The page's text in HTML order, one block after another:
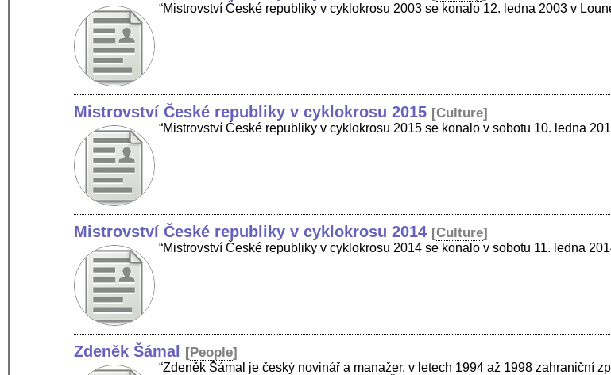
“Mistrovství České republiky v cyklokrosu 2003 se konalo 12. ledna 2003 v
Mistrovství České republiky v cyklokrosu 2015 [Culture]
“Mistrovství České republiky v cyklokrosu 2015 se konalo v sobotu 10. ledna
Mistrovství České republiky v cyklokrosu 2014 [Culture]
“Mistrovství České republiky v cyklokrosu 2014 se konalo v sobotu 11. ledna
Zdeněk Šámal [People]
“Zdeněk Šámal je český novinář a manažer, v letech 1994 až 1998 zahraniční